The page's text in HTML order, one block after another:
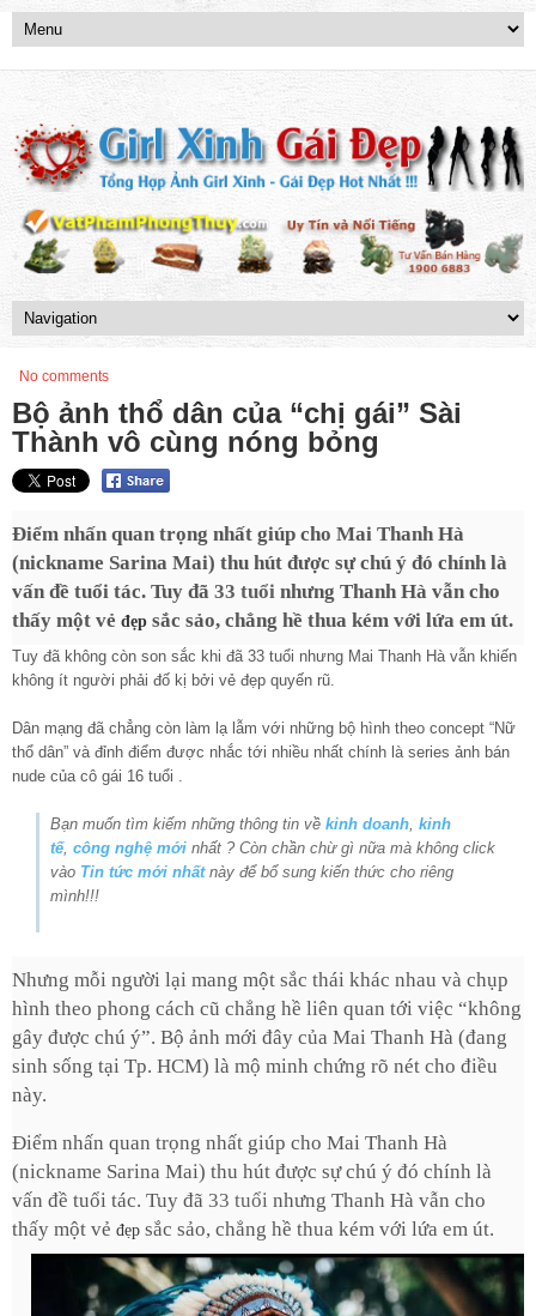
No comments
Bộ ảnh thổ dân của “chị gái” Sài
Thành vô cùng nóng bỏng
Điểm nhấn quan trọng nhất giúp cho Mai Thanh Hà
(nickname Sarina Mai) thu hút được sự chú ý đó chính là
vấn đề tuổi tác. Tuy đã 33 tuổi nhưng Thanh Hà vẫn cho
thấy một vẻ đẹp sắc sảo, chẳng hề thua kém với lứa em út.
Tuy đã không còn son sắc khi đã 33 tuổi nhưng Mai Thanh Hà vẫn khiến
không ít người phải đố kị bởi vẻ đẹp quyến rũ.
Dân mạng đã chẳng còn làm lạ lẫm với những bộ hình theo concept “Nữ
thổ dân” và đỉnh điểm được nhắc tới nhiều nhất chính là series ảnh bán
nude của cô gái 16 tuổi .
Bạn muốn tìm kiếm những thông tin về kinh doanh, kinh
tế, công nghệ mới nhất ? Còn chần chừ gì nữa mà không click
vào Tin tức mới nhấtnày để bổ sung kiến thức cho riêng
mình!!!
Nhưng mỗi người lại mang một sắc thái khác nhau và chụp
hình theo phong cách cũ chẳng hề liên quan tới việc “không
gây được chú ý”. Bộ ảnh mới đây của Mai Thanh Hà (đang
sinh sống tại Tp. HCM) là mộ minh chứng rõ nét cho điều
này.
Điểm nhấn quan trọng nhất giúp cho Mai Thanh Hà
(nickname Sarina Mai) thu hút được sự chú ý đó chính là
vấn đề tuổi tác. Tuy đã 33 tuổi nhưng Thanh Hà vẫn cho
thấy một vẻ đẹp sắc sảo, chẳng hề thua kém với lứa em út.